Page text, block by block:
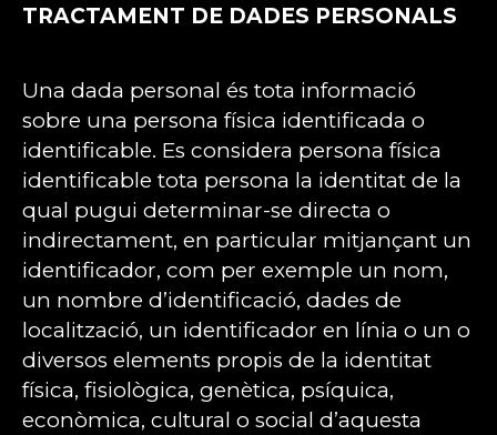
TRACTAMENT DE DADES PERSONALS
Una dada personal és tota informació
sobre una persona física identificada o
identificable. Es considera persona física
identificable tota persona la identitat de la
qual pugui determinar-se directa o
indirectament, en particular mitjançant un
identificador, com per exemple un nom,
un nombre d’identificació, dades de
localització, un identificador en línia o un o
diversos elements propis de la identitat
física, fisiològica, genètica, psíquica,
econòmica, cultural o social d’aquesta